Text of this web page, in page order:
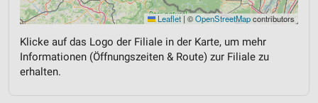
Leaflet|©OpenStreetMapcontributors
Klicke auf das Logo der Filiale in der Karte, um mehr
Informationen (Öffnungszeiten & Route) zur Filiale zu
erhalten.